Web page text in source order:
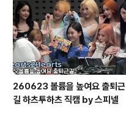
260623 볼륨을 높여요 출퇴근
길 하츠투하츠 직캠 by 스피넬